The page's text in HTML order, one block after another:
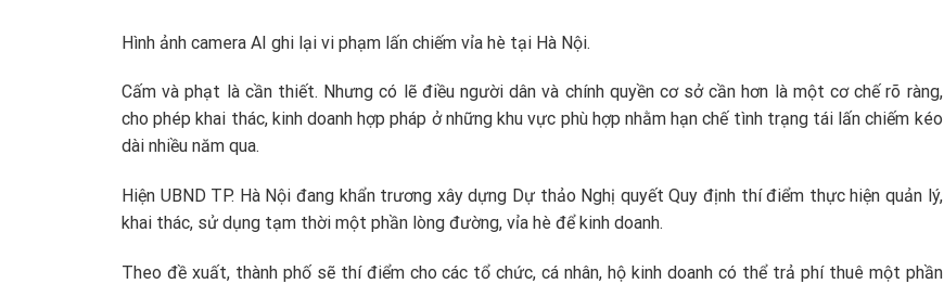
Hình ảnh camera AI ghi lại vi phạm lấn chiếm vỉa hè tại Hà Nội.
Cấm và phạt là cần thiết. Nhưng có lẽ điều người dân và chính quyền cơ sở cần hơn là một cơ chế rõ ràng,
cho phép khai thác, kinh doanh hợp pháp ở những khu vực phù hợp nhằm hạn chế tình trạng tái lấn chiếm kéo
dài nhiều năm qua.
Hiện UBND TP. Hà Nội đang khẩn trương xây dựng Dự thảo Nghị quyết Quy định thí điểm thực hiện quản lý,
khai thác, sử dụng tạm thời một phần lòng đường, vỉa hè để kinh doanh.
Theo đề xuất, thành phố sẽ thí điểm cho các tổ chức, cá nhân, hộ kinh doanh có thể trả phí thuê một phần